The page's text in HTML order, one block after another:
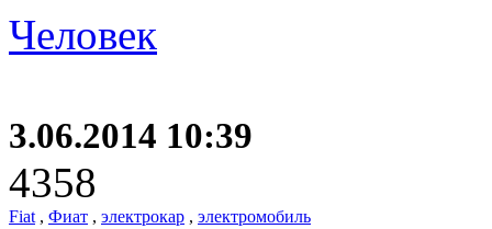
Человек
3.06.2014 10:39
4358
Fiat , Фиат , электрокар , электромобиль